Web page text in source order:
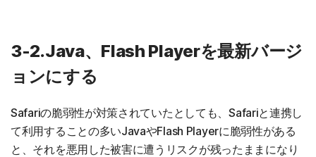
3-2.Java、Flash Playerを最新バージ
ョンにする
Safariの脆弱性が対策されていたとしても、Safariと連携し
て利用することの多いJavaやFlash Playerに脆弱性がある
と、それを悪用した被害に遭うリスクが残ったままになり